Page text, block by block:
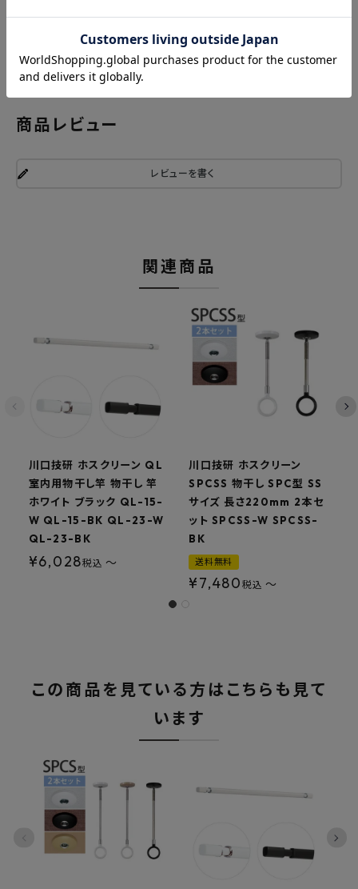
商品レビュー
レビューを書く
関連商品
川口技研 ホスクリーン QL
室内用物干し竿 物干し 竿
ホワイト ブラック QL-15-
W QL-15-BK QL-23-W
QL-23-BK
¥6,028税込 〜
川口技研 ホスクリーン
SPCSS 物干し SPC型 SS
サイズ 長さ220mm 2本セ
ット SPCSS-W SPCSS-
BK
送料無料
¥7,480 税込 〜
この商品を見ている方はこちらも見て
います